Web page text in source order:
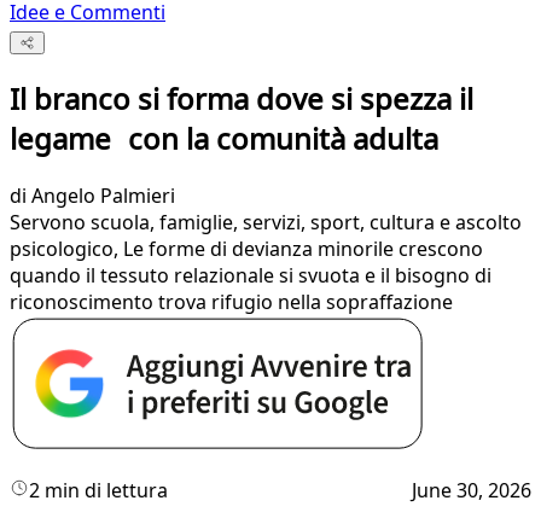
Idee e Commenti
Il branco si forma dove si spezza il
legame con la comunità adulta
di Angelo Palmieri
Servono scuola, famiglie, servizi, sport, cultura e ascolto
psicologico, Le forme di devianza minorile crescono
quando il tessuto relazionale si svuota e il bisogno di
riconoscimento trova rifugio nella sopraffazione
2 min di lettura June 30, 2026